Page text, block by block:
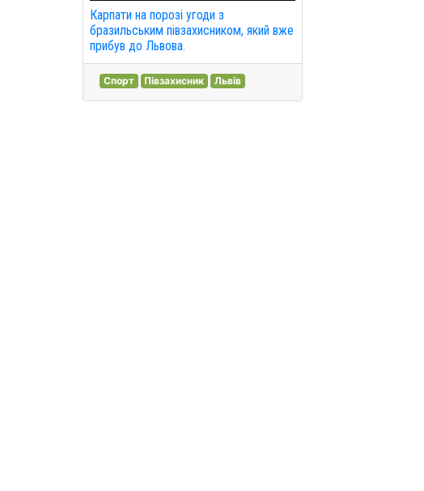
Карпати на порозі угоди з
бразильським півзахисником, який вже
прибув до Львова.
Спорт Півзахисник Львів